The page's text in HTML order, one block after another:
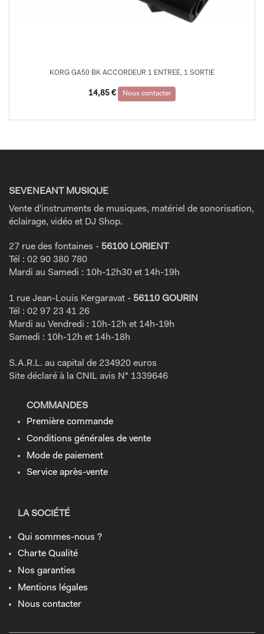
KORG GA50 BK ACCORDEUR 1 ENTREE, 1 SORTIE
14,85 € Nous contacter
SEVENEANT MUSIQUE
Vente d'instruments de musiques, matériel de sonorisation,
éclairage, vidéo et DJ Shop.
27 rue des fontaines - 56100 LORIENT
Tél : 02 90 380 780
Mardi au Samedi : 10h-12h30 et 14h-19h
1 rue Jean-Louis Kergaravat - 56110 GOURIN
Tél : 02 97 23 41 26
Mardi au Vendredi : 10h-12h et 14h-19h
Samedi : 10h-12h et 14h-18h
S.A.R.L. au capital de 234920 euros
Site déclaré à la CNIL avis N° 1339646
COMMANDES
Première commande
Conditions générales de vente
Mode de paiement
Service après-vente
LA SOCIÉTÉ
Qui sommes-nous ?
Charte Qualité
Nos garanties
Mentions légales
Nous contacter